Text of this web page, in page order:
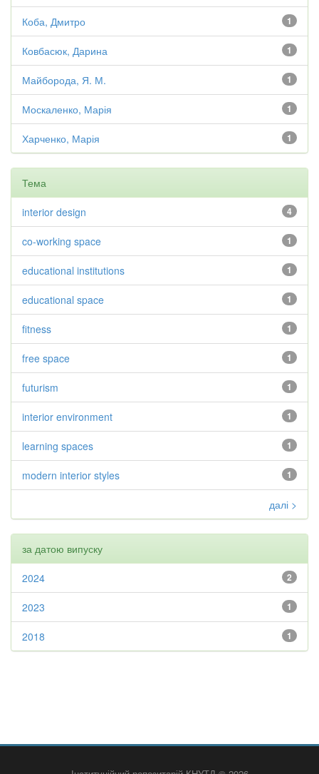
1
Коба, Дмитро
1
Ковбасюк, Дарина
1
Майборода, Я. М.
1
Москаленко, Марія
1
Харченко, Марія
Тема
4
interior design
1
co-working space
1
educational institutions
1
educational space
1
fitness
1
free space
1
futurism
1
interior environment
1
learning spaces
1
modern interior styles
далі >
за датою випуску
2
2024
1
2023
1
2018